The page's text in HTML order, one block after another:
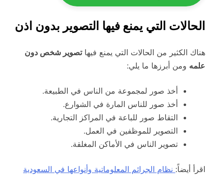
الحالات التي يمنع فيها التصوير بدون اذن
هناك الكثير من الحالات التي يمنع فيهاتصوير شخص دون
علمه ومن أبرزها ما يلي:
أخذ صور لمجموعة من الناس في الطبيعة.
أخذ صور للناس المارة في الشوارع.
التقاط صور للباعة في المراكز التجارية.
التصوير للموظفين في العمل.
تصوير الناس في الأماكن المغلقة.
اقرأ أيضاً: نظام الجرائم المعلوماتية وأنواعها في السعودية